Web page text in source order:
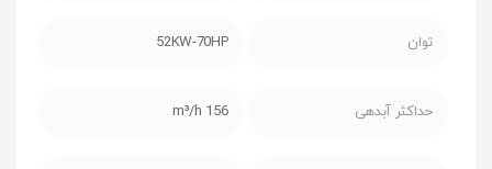
توان 52KW-70HP
حداکثر آبدهی 156 m³/h